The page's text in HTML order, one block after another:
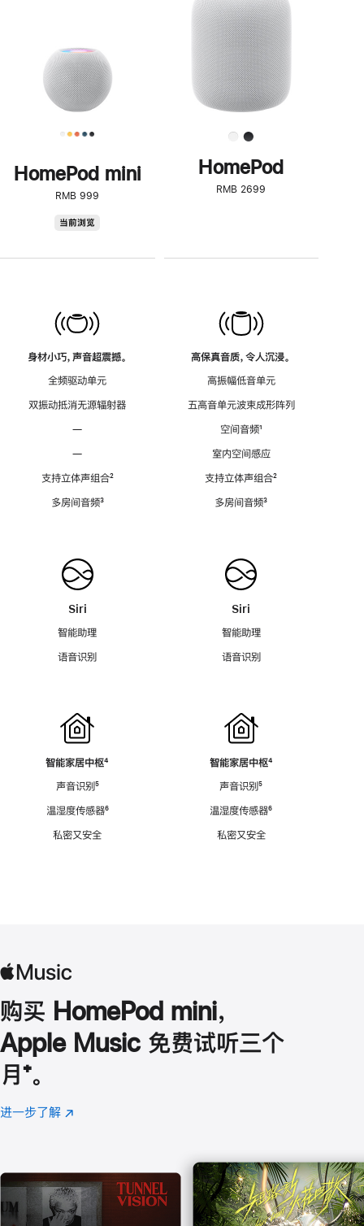
HomePod mini
RMB 999
当前浏览
身材小巧，声音超震撼。
全频驱动单元
双振动抵消无源辐射器
—
—
支持立体声组合脚
²
多房间音频脚
³
Siri
智能助理
语音识别
智能家居中枢脚
⁴
声音识别脚
⁵
温湿度传感器脚
⁶
私密又安全
了
解
HomePod<
HomePod
RMB 2699
高保真音质，令人沉浸。
高振幅低音单元
五高音单元波束成形阵列
空间音频脚
¹
室内空间感应
支持立体声组合脚
²
多房间音频脚
³
Siri
智能助理
语音识别
智能家居中枢脚
⁴
声音识别脚
⁵
温湿度传感器脚
⁶
私密又安全
购买 HomePod mini，
Apple Music 免费试听三个
月 脚
注
⁺。
进一步了解 Apple
(在
口
中
打